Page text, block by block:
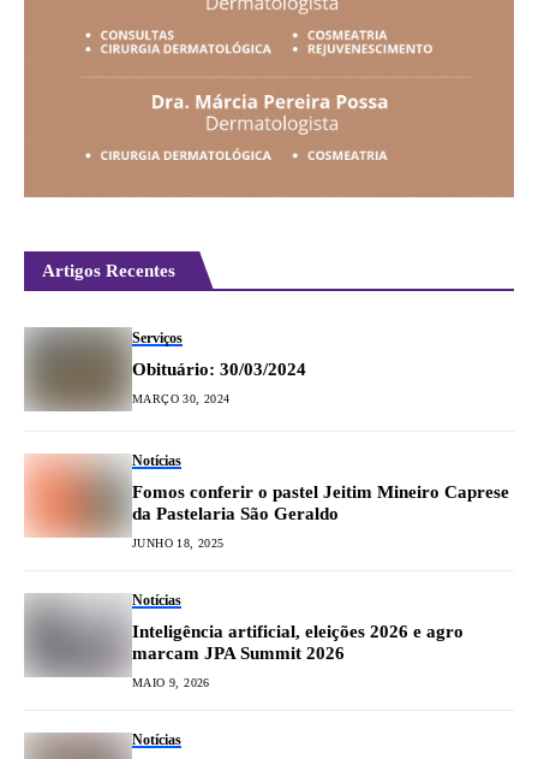
Artigos Recentes
Serviços
Obituário: 30/03/2024
MARÇO 30, 2024
Notícias
Fomos conferir o pastel Jeitim Mineiro Caprese
da Pastelaria São Geraldo
JUNHO 18, 2025
Notícias
Inteligência artificial, eleições 2026 e agro
marcam JPA Summit 2026
MAIO 9, 2026
Notícias